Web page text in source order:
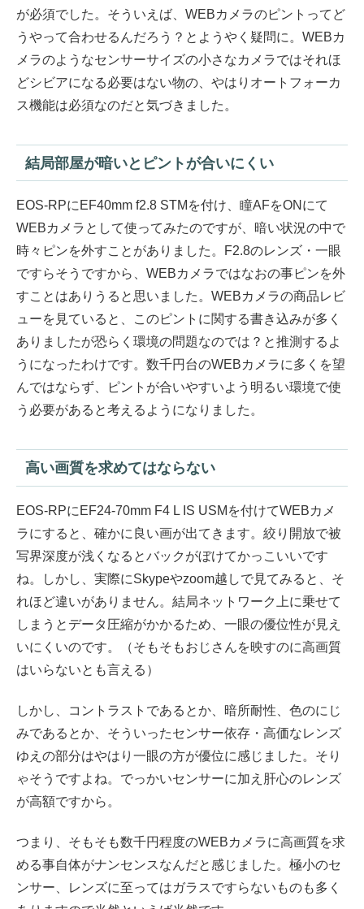
が必須でした。そういえば、WEBカメラのピントってど
うやって合わせるんだろう？とようやく疑問に。WEBカ
メラのようなセンサーサイズの小さなカメラではそれほ
どシビアになる必要はない物の、やはりオートフォーカ
ス機能は必須なのだと気づきました。
結局部屋が暗いとピントが合いにくい
EOS-RPにEF40mm f2.8 STMを付け、瞳AFをONにて
WEBカメラとして使ってみたのですが、暗い状況の中で
時々ピンを外すことがありました。F2.8のレンズ・一眼
ですらそうですから、WEBカメラではなおの事ピンを外
すことはありうると思いました。WEBカメラの商品レビ
ューを見ていると、このピントに関する書き込みが多く
ありましたが恐らく環境の問題なのでは？と推測するよ
うになったわけです。数千円台のWEBカメラに多くを望
んではならず、ピントが合いやすいよう明るい環境で使
う必要があると考えるようになりました。
高い画質を求めてはならない
EOS-RPにEF24-70mm F4 L IS USMを付けてWEBカメ
ラにすると、確かに良い画が出てきます。絞り開放で被
写界深度が浅くなるとバックがぼけてかっこいいです
ね。しかし、実際にSkypeやzoom越しで見てみると、そ
れほど違いがありません。結局ネットワーク上に乗せて
しまうとデータ圧縮がかかるため、一眼の優位性が見え
いにくいのです。（そもそもおじさんを映すのに高画質
はいらないとも言える）
しかし、コントラストであるとか、暗所耐性、色のにじ
みであるとか、そういったセンサー依存・高価なレンズ
ゆえの部分はやはり一眼の方が優位に感じました。そり
ゃそうですよね。でっかいセンサーに加え肝心のレンズ
が高額ですから。
つまり、そもそも数千円程度のWEBカメラに高画質を求
める事自体がナンセンスなんだと感じました。極小のセ
ンサー、レンズに至ってはガラスですらないものも多く